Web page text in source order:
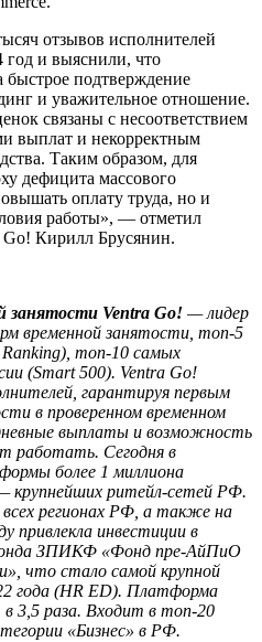
отзывов исполнителей
год и выяснили, что
быстрое подтверждение
и уважительное отношение.
связаны с несоответствием
выплат и некорректным
Таким образом, для
дефицита массового
оплату труда, но и
работы», — отметил
Go! Кирилл Брусянин.
занятости Ventra Go! — лидер
временной занятости, топ-5
топ-10 самых
(Smart 500). Ventra Go!
гарантируя первым
в проверенном временном
выплаты и возможность
работать. Сегодня в
более 1 миллиона
крупнейших ритейл-сетей РФ.
регионах РФ, а также на
привлекла инвестиции в
ЗПИКФ «Фонд пре-АйПиО
что стало самой крупной
года (HR ED). Платформа
3,5 раза. Входит в топ-20
«Бизнес» в РФ.